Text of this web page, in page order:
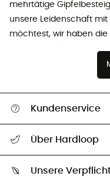
mehrtätige
unsere Leidenschaft mit
möchtest, wir haben
Kundenservice
Größentabelle
Über Hardloop
Unsere